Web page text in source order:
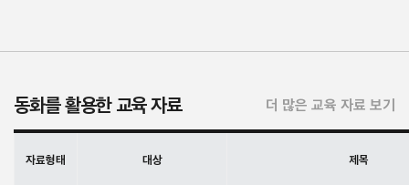
동화를 활용한 교육 자료 더 많은 교육 자료 보기
자료형태 대상 제목